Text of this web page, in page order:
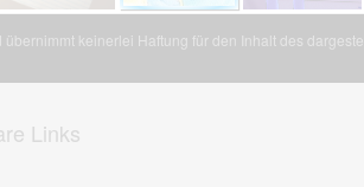
keinerlei Haftung für den Inhalt des
Links